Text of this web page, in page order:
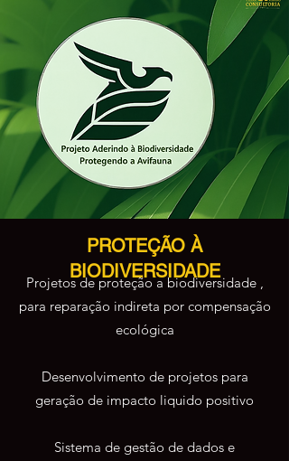
PROTEÇÃO À
BIODIVERSIDADE
Projetos de proteção a biodiversidade ,
para reparação indireta por compensação
ecológica
Desenvolvimento de projetos para
geração de impacto liquido positivo
Sistema de gestão de dados e